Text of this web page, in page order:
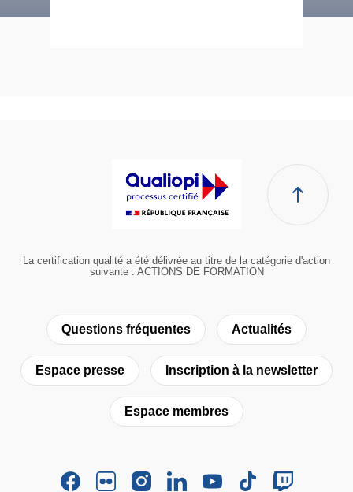
La certification qualité a été délivrée au titre de la catégorie d'action
suivante : ACTIONS DE FORMATION
Questions fréquentes Actualités
Espace presse Inscription à la newsletter
Espace membres